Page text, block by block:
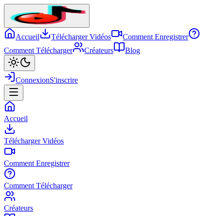
Accueil Télécharger Vidéos
Comment Enregistrer
Comment Télécharger
Créateurs Blog
ConnexionS'inscrire
Accueil
Télécharger Vidéos
Comment Enregistrer
Comment Télécharger
Créateurs